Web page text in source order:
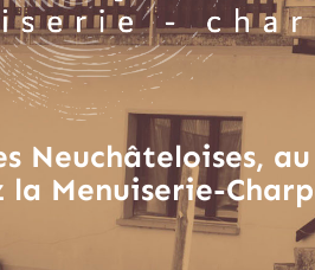
Neuchâteloises,
Menuiserie-